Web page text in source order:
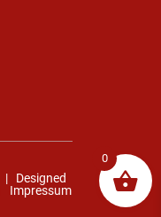
| Designed
Impressum
0